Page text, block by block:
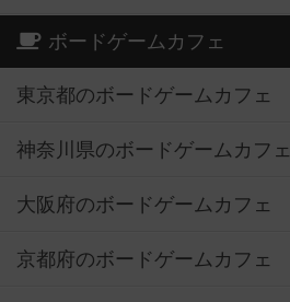
ボードゲームカフェ
東京都のボードゲームカフェ
神奈川県のボードゲームカフェ
大阪府のボードゲームカフェ
京都府のボードゲームカフェ